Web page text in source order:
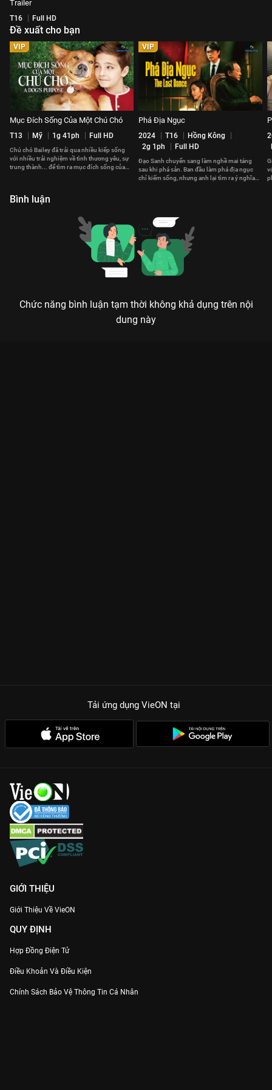
Trailer
T16 Full HD
Đề xuất cho bạn
VIP
Mục Đích Sống Của Một Chú Chó
T13 Mỹ 1g 41ph Full HD
Chú chó Bailey đã trải qua nhiều kiếp sống
với nhiều trải nghiệm về tình thương yêu, sự
trung thành... để tìm ra mục đích sống của
VIP
Phá Địa Ngục
2024 T16
Hồng Kông
2g 1ph
Full HD
Đạo Sanh chuyển sang làm nghề mai táng
sau khi phá sản. Ban đầu làm phá địa ngục
chỉ kiếm sống, nhưng anh lại tìm ra ý nghĩa
Bình luận
Chức năng bình luận tạm thời không khả dụng trên nội
dung này
Tải ứng dụng VieON tại
GIỚI THIỆU
Giới Thiệu Về VieON
QUY ĐỊNH
Hợp Đồng Điện Tử
Điều Khoản Và Điều Kiện
Chính Sách Bảo Vệ Thông Tin Cá Nhân